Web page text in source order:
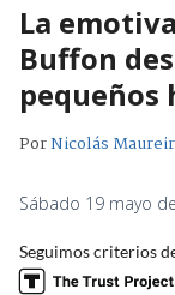
La
Buffon
pequeños
PorNicolás
Sábado 19 mayo
Seguimos criterios